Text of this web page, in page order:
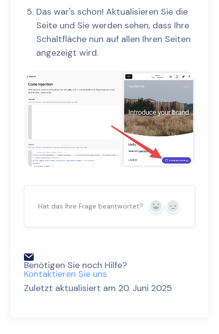
Das war's schon! Aktualisieren Sie die
Seite und Sie werden sehen, dass Ihre
Schaltfläche nun auf allen Ihren Seiten
angezeigt wird.
Hat das Ihre Frage beantwortet? Ja Nein
Benötigen Sie noch Hilfe?
Kontaktieren Sie uns
Zuletzt aktualisiert am 20. Juni 2025